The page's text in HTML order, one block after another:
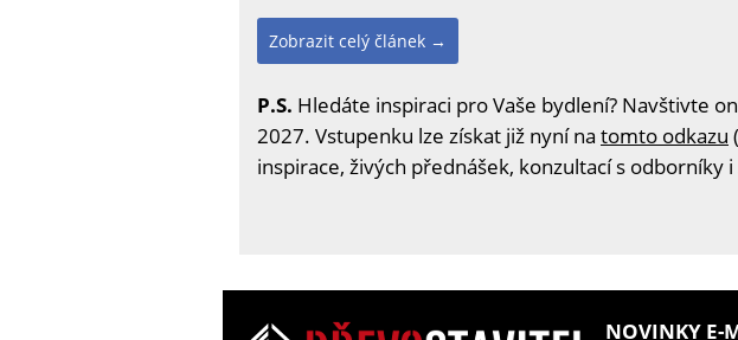
Zobrazit celý článek →
P.S. Hledáte inspiraci pro Vaše bydlení? Navštivte
2027. Vstupenku lze získat již nyní na tomto odkazu
inspirace, živých přednášek, konzultací s odborníky
NOVINKY E-